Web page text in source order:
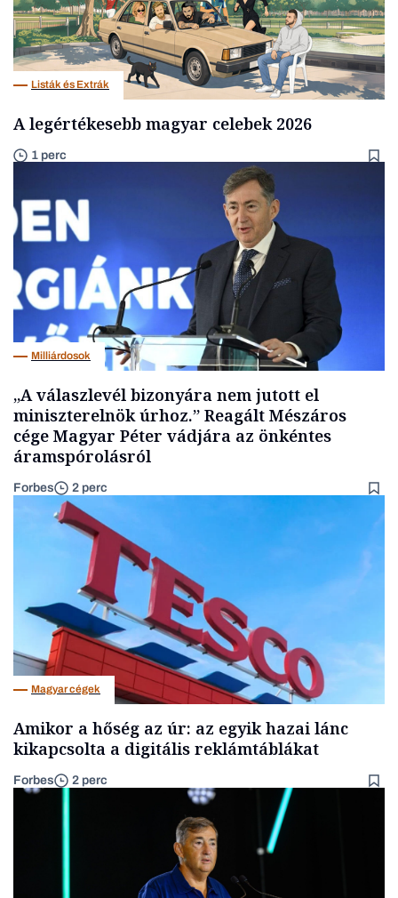
Listák és Extrák
A legértékesebb magyar celebek 2026
1 perc
Milliárdosok
„A válaszlevél bizonyára nem jutott el
miniszterelnök úrhoz.” Reagált Mészáros
cége Magyar Péter vádjára az önkéntes
áramspórolásról
Forbes 2 perc
Magyar cégek
Amikor a hőség az úr: az egyik hazai lánc
kikapcsolta a digitális reklámtáblákat
Forbes 2 perc